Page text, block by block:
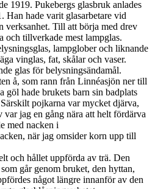
1919. Pukebergs glasbruk anlades
Han hade varit glasarbetare vid
verksanhet. Till att börja med drev
och tillverkade mest lampglas.
lampglober och liknande
vinglas, fat, skålar och vaser.
glas för belysningsändamål.
å, som rann från Linnéasjön ner till
göl hade brukets barn sin badplats
pojkarna var mycket djärva,
jag en gång nära att helt fördärva
med nacken i
när jag omsider korn upp till
och hållet uppförda av trä. Den
går genom bruket, den hyttan,
något längre innanför av den